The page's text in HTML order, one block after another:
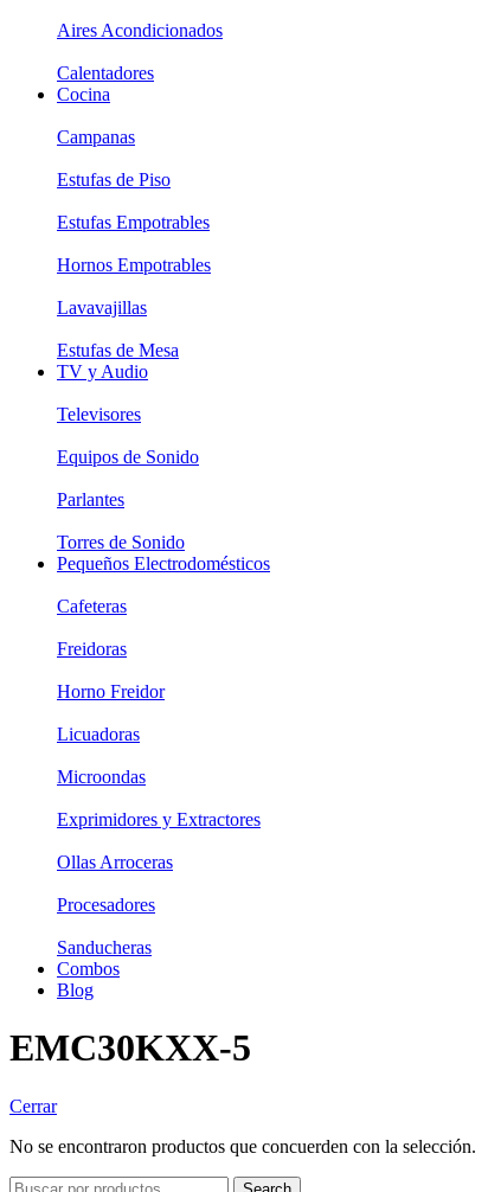
Aires Acondicionados
Calentadores
Cocina
Campanas
Estufas de Piso
Estufas Empotrables
Hornos Empotrables
Lavavajillas
Estufas de Mesa
TV y Audio
Televisores
Equipos de Sonido
Parlantes
Torres de Sonido
Pequeños Electrodomésticos
Cafeteras
Freidoras
Horno Freidor
Licuadoras
Microondas
Exprimidores y Extractores
Ollas Arroceras
Procesadores
Sanducheras
Combos
Blog
EMC30KXX-5
Cerrar
No se encontraron productos que concuerden con la selección.